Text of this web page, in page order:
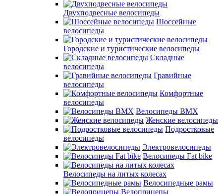
Двухподвесные велосипеды
Шоссейные
велосипеды
Городские и туристические велосипеды
Складные
велосипеды
Гравийные
велосипеды
Комфортные
велосипеды
Велосипеды BMX
Женские велосипеды
Подростковые
велосипеды
Электровелосипеды
Велосипеды Fat bike
Велосипеды на литых колесах
Велосипедные рамы
Велоприцепы